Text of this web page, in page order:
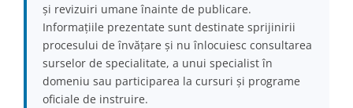
și revizuiri umane înainte de publicare.
Informațiile prezentate sunt destinate sprijinirii
procesului de învățare și nu înlocuiesc consultarea
surselor de specialitate, a unui specialist în
domeniu sau participarea la cursuri și programe
oficiale de instruire.